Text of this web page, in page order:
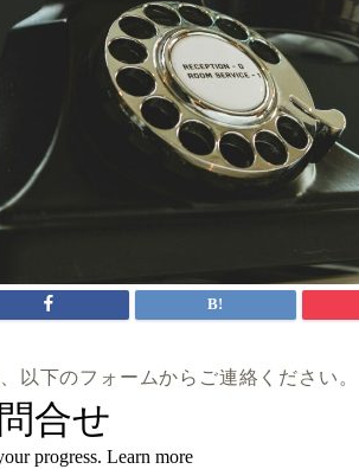
以下のフォームからご連絡ください。